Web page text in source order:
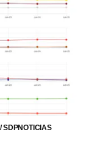
SDPNOTICIAS